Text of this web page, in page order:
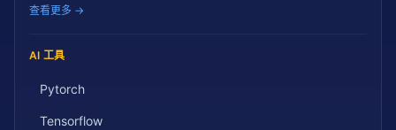
查看更多 →
AI 工具
Pytorch
Tensorflow